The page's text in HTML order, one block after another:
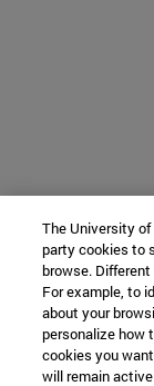
The University
party cookies to
browse.
For example, to
about your
personalize how
cookies you
will remain